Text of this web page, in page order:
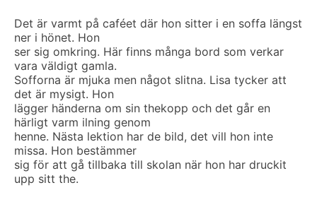
Det är varmt på caféet där hon sitter i en soffa längst
ner i hönet. Hon
ser sig omkring. Här finns många bord som verkar
vara väldigt gamla.
Sofforna är mjuka men något slitna. Lisa tycker att
det är mysigt. Hon
lägger händerna om sin thekopp och det går en
härligt varm ilning genom
henne. Nästa lektion har de bild, det vill hon inte
missa. Hon bestämmer
sig för att gå tillbaka till skolan när hon har druckit
upp sitt the.